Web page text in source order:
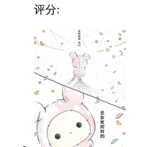
评分: